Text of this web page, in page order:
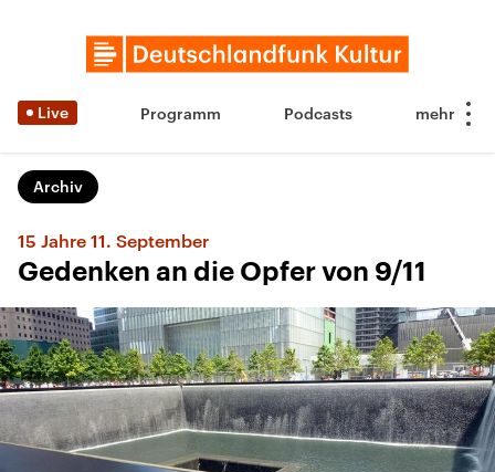
Live Programm Podcasts
Archiv
15 Jahre 11. September
Gedenken an die Opfer von 9/11